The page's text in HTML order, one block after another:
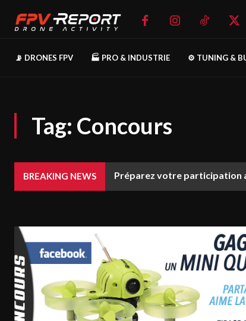
📡 DRONES FPV 🏭 PRO & INDUSTRIE ⚙️ TUNING &
Tag: Concours
BREAKING NEWS Préparez votre participation